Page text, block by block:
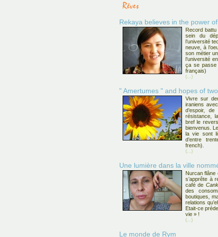
Rekaya believes in the power
Record battu
sein du
l’université
neuve, à
son métier
l’université
ça se passe
français)
(...)
" Amertumes " and hopes of
Vivre sur
iraniens
d’espoir,
résistance,
bref le
bienvenus.
la vie sont
d’entre
french).
(...)
Une lumière dans la ville
Nurcan flâne
s’apprête à
café de
des
boutiques,
relations
Etait-ce
vie » !
(...)
Le monde de Rym